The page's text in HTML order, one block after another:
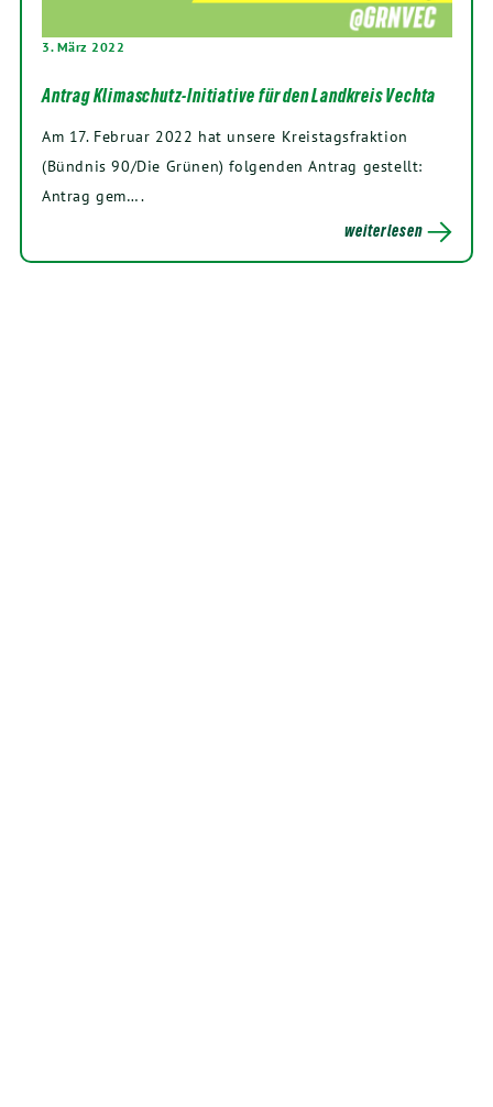
3. März 2022
Antrag Klimaschutz-Initiative für den Landkreis Vechta
Am 17. Februar 2022 hat unsere Kreistagsfraktion
(Bündnis 90/Die Grünen) folgenden Antrag gestellt:
Antrag gem….
weiterlesen